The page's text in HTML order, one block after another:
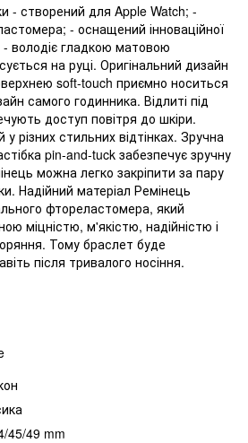
- створений для Apple Watch; -
- оснащений інноваційної
володіє гладкою матовою
на руці. Оригінальний дизайн
soft-touch приємно носиться
самого годинника. Відлиті під
доступ повітря до шкіри.
різних стильних відтінках. Зручна
pin-and-tuck забезпечує зручну
можна легко закріпити за пару
Надійний матеріал Ремінець
фтореластомера, який
міцністю, м'якістю, надійністю і
Тому браслет буде
після тривалого носіння.
45/49 mm